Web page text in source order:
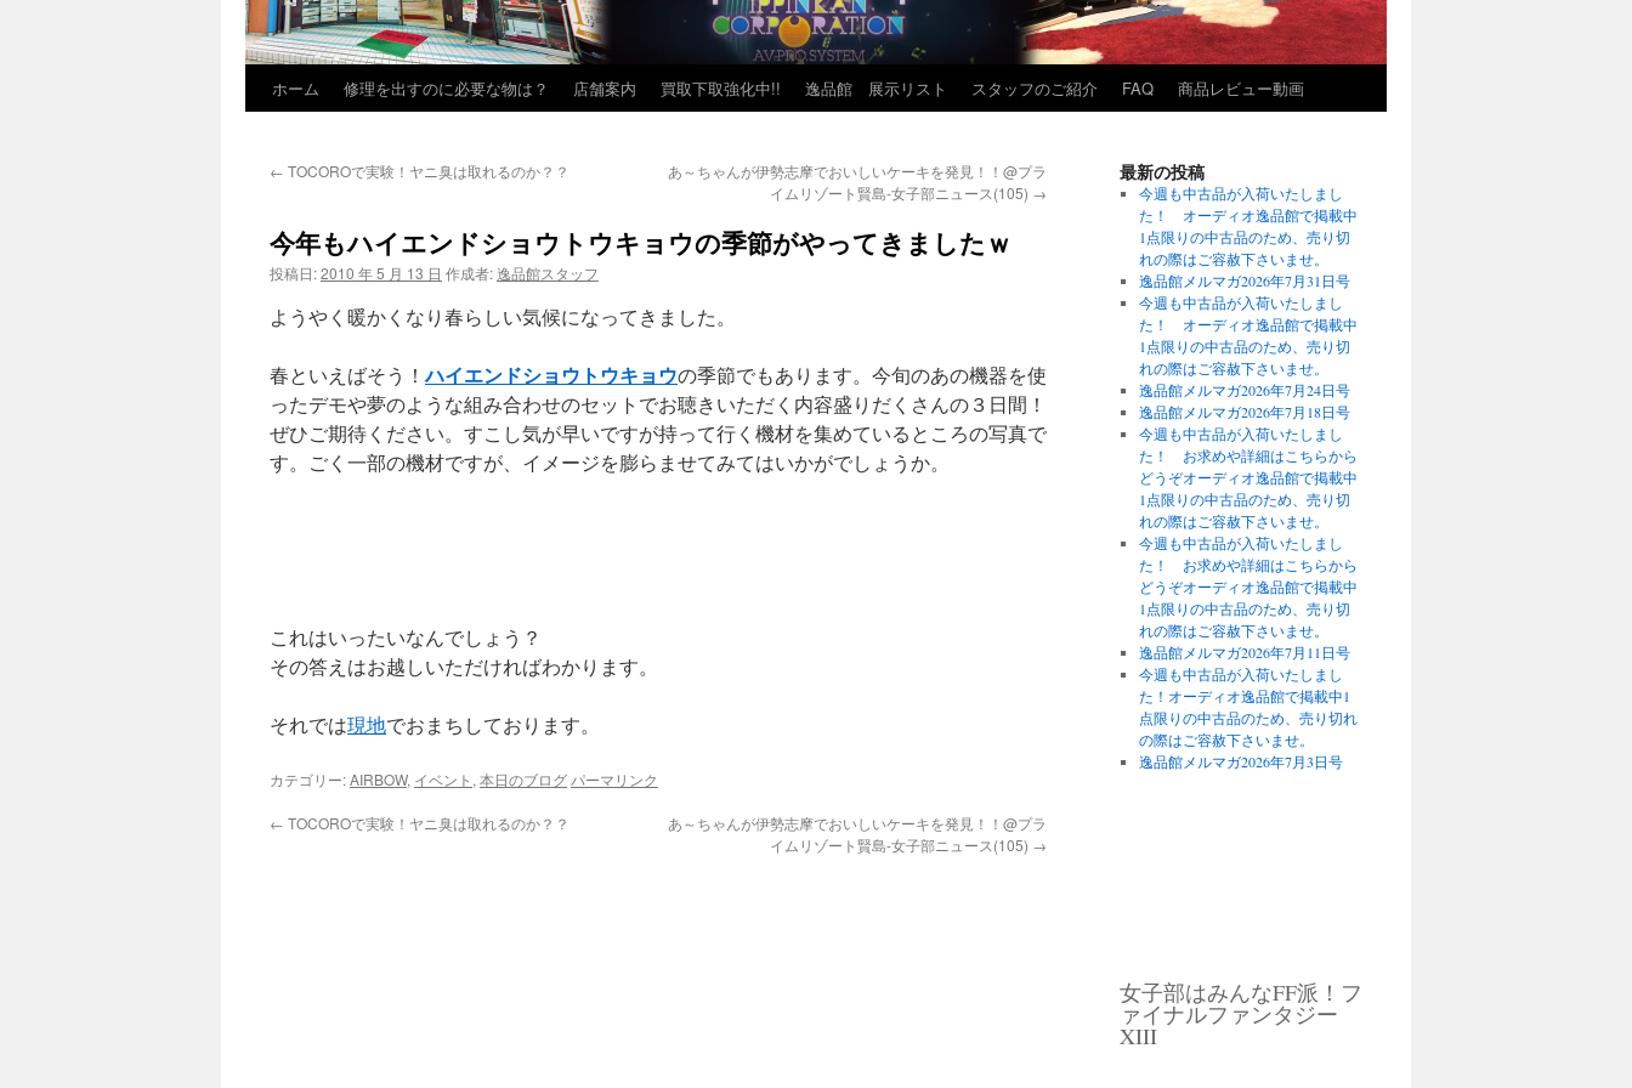
ホーム 修理を出すのに必要な物は？ 店舗案内 買取下取強化中!! 逸品館 展示リスト スタッフのご紹介 FAQ 商品レビュー動画
← TOCOROで実験！ヤニ臭は取れるのか？？
あ～ちゃんが伊勢志摩でおいしいケーキを発見！！@プラ
イムリゾート賢島-女子部ニュース(105) →
今年もハイエンドショウトウキョウの季節がやってきましたｗ
投稿日:2010 年 5 月 13 日 作成者:逸品館スタッフ
ようやく暖かくなり春らしい気候になってきました。
春といえばそう！ハイエンドショウトウキョウの季節でもあります。今旬のあの機器を使
ったデモや夢のような組み合わせのセットでお聴きいただく内容盛りだくさんの３日間！
ぜひご期待ください。すこし気が早いですが持って行く機材を集めているところの写真で
す。ごく一部の機材ですが、イメージを膨らませてみてはいかがでしょうか。
これはいったいなんでしょう？
その答えはお越しいただければわかります。
それでは現地でおまちしております。
カテゴリー:AIRBOW, イベント , 本日のブログ パーマリンク
← TOCOROで実験！ヤニ臭は取れるのか？？
あ～ちゃんが伊勢志摩でおいしいケーキを発見！！@プラ
イムリゾート賢島-女子部ニュース(105) →
最新の投稿
今週も中古品が入荷いたしまし
た！ オーディオ逸品館で掲載中
1点限りの中古品のため、売り切
れの際はご容赦下さいませ。
逸品館メルマガ2026年7月31日号
今週も中古品が入荷いたしまし
た！ オーディオ逸品館で掲載中
1点限りの中古品のため、売り切
れの際はご容赦下さいませ。
逸品館メルマガ2026年7月24日号
逸品館メルマガ2026年7月18日号
今週も中古品が入荷いたしまし
た！ お求めや詳細はこちらから
どうぞオーディオ逸品館で掲載中
1点限りの中古品のため、売り切
れの際はご容赦下さいませ。
今週も中古品が入荷いたしまし
た！ お求めや詳細はこちらから
どうぞオーディオ逸品館で掲載中
1点限りの中古品のため、売り切
れの際はご容赦下さいませ。
逸品館メルマガ2026年7月11日号
今週も中古品が入荷いたしまし
た！オーディオ逸品館で掲載中1
点限りの中古品のため、売り切れ
の際はご容赦下さいませ。
逸品館メルマガ2026年7月3日号
女子部はみんなFF派！フ
ァイナルファンタジー
XIII